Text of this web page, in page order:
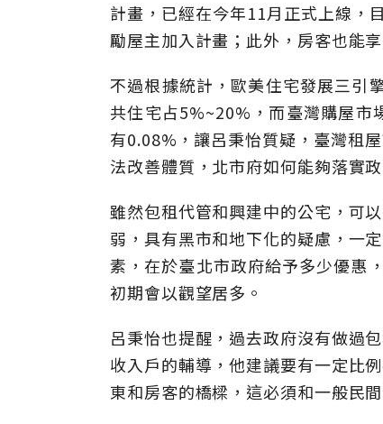
計畫，已經在今年11月正式上線，
勵屋主加入計畫；此外，房客也能
不過根據統計，歐美住宅發展三引
共住宅占5%~20%，而臺灣購屋市
有0.08%，讓呂秉怡質疑，臺灣租
法改善體質，北市府如何能夠落實
雖然包租代管和興建中的公宅，可
弱，具有黑市和地下化的疑慮，一
素，在於臺北市政府給予多少優惠
初期會以觀望居多。
呂秉怡也提醒，過去政府沒有做過
收入戶的輔導，他建議要有一定比
東和房客的橋樑，這必須和一般民